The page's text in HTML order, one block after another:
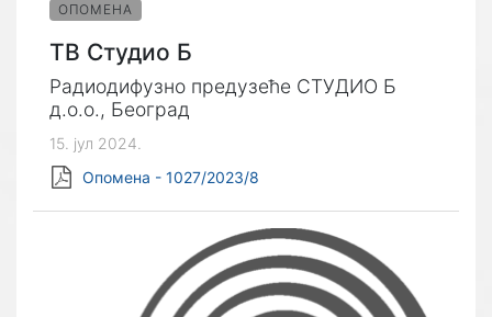
ОПОМЕНА
ТВ Студио Б
Радиодифузно предузеће СТУДИО Б
д.о.о., Београд
15. јул 2024.
Опомена - 1027/2023/8